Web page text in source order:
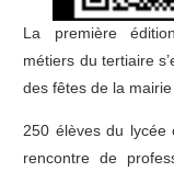
La première
métiers du tertiaire
des fêtes de la
250 élèves du
rencontre de